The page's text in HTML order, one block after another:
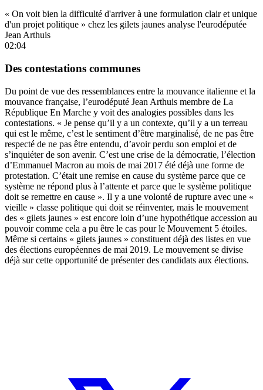
« On voit bien la difficulté d'arriver à une formulation clair et unique
d'un projet politique » chez les gilets jaunes analyse l'eurodéputée
Jean Arthuis
02:04
Des contestations communes
Du point de vue des ressemblances entre la mouvance italienne et la
mouvance française, l’eurodéputé Jean Arthuis membre de La
République En Marche y voit des analogies possibles dans les
contestations. « Je pense qu’il y a un contexte, qu’il y a un terreau
qui est le même, c’est le sentiment d’être marginalisé, de ne pas être
respecté de ne pas être entendu, d’avoir perdu son emploi et de
s’inquiéter de son avenir. C’est une crise de la démocratie, l’élection
d’Emmanuel Macron au mois de mai 2017 été déjà une forme de
protestation. C’était une remise en cause du système parce que ce
système ne répond plus à l’attente et parce que le système politique
doit se remettre en cause ». Il y a une volonté de rupture avec une «
vieille » classe politique qui doit se réinventer, mais le mouvement
des « gilets jaunes » est encore loin d’une hypothétique accession au
pouvoir comme cela a pu être le cas pour le Mouvement 5 étoiles.
Même si certains « gilets jaunes » constituent déjà des listes en vue
des élections européennes de mai 2019. Le mouvement se divise
déjà sur cette opportunité de présenter des candidats aux élections.